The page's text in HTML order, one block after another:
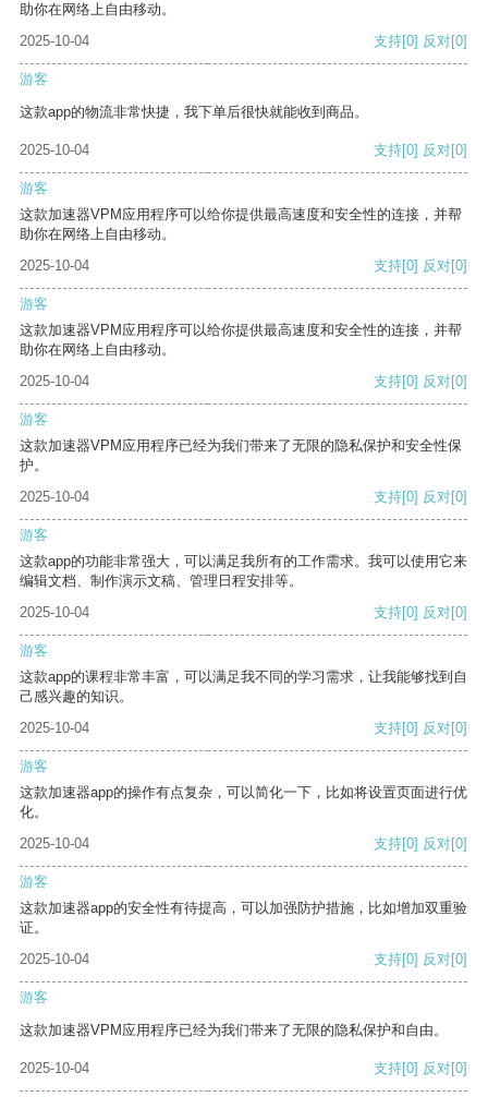
助你在网络上自由移动。
2025-10-04
支持[0] 反对[0]
游客
这款app的物流非常快捷，我下单后很快就能收到商品。
2025-10-04 支持[0] 反对[0]
游客
这款加速器VPM应用程序可以给你提供最高速度和安全性的连接，并帮
助你在网络上自由移动。
2025-10-04
支持[0] 反对[0]
游客
这款加速器VPM应用程序可以给你提供最高速度和安全性的连接，并帮
助你在网络上自由移动。
2025-10-04
支持[0] 反对[0]
游客
这款加速器VPM应用程序已经为我们带来了无限的隐私保护和安全性保
护。
2025-10-04
支持[0] 反对[0]
游客
这款app的功能非常强大，可以满足我所有的工作需求。我可以使用它来
编辑文档、制作演示文稿、管理日程安排等。
2025-10-04
支持[0] 反对[0]
游客
这款app的课程非常丰富，可以满足我不同的学习需求，让我能够找到自
己感兴趣的知识。
2025-10-04
支持[0] 反对[0]
游客
这款加速器app的操作有点复杂，可以简化一下，比如将设置页面进行优
化。
2025-10-04
支持[0] 反对[0]
游客
这款加速器app的安全性有待提高，可以加强防护措施，比如增加双重验
证。
2025-10-04
支持[0] 反对[0]
游客
这款加速器VPM应用程序已经为我们带来了无限的隐私保护和自由。
2025-10-04 支持[0] 反对[0]